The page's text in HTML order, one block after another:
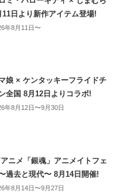
11日より新作アイテム登場!
年8月11日〜
娘 × ケンタッキーフライドチ
全国 8月12日よりコラボ!
年8月12日〜9月30日
ニメ「銀魂」アニメイトフェ
過去と現代〜 8月14日開催!
年8月14日〜9月27日